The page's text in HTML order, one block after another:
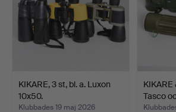
KIKARE, 3 st, bl. a. Luxon
10x50.
Klubbades 19 maj 2026
KIKARE
Tasco